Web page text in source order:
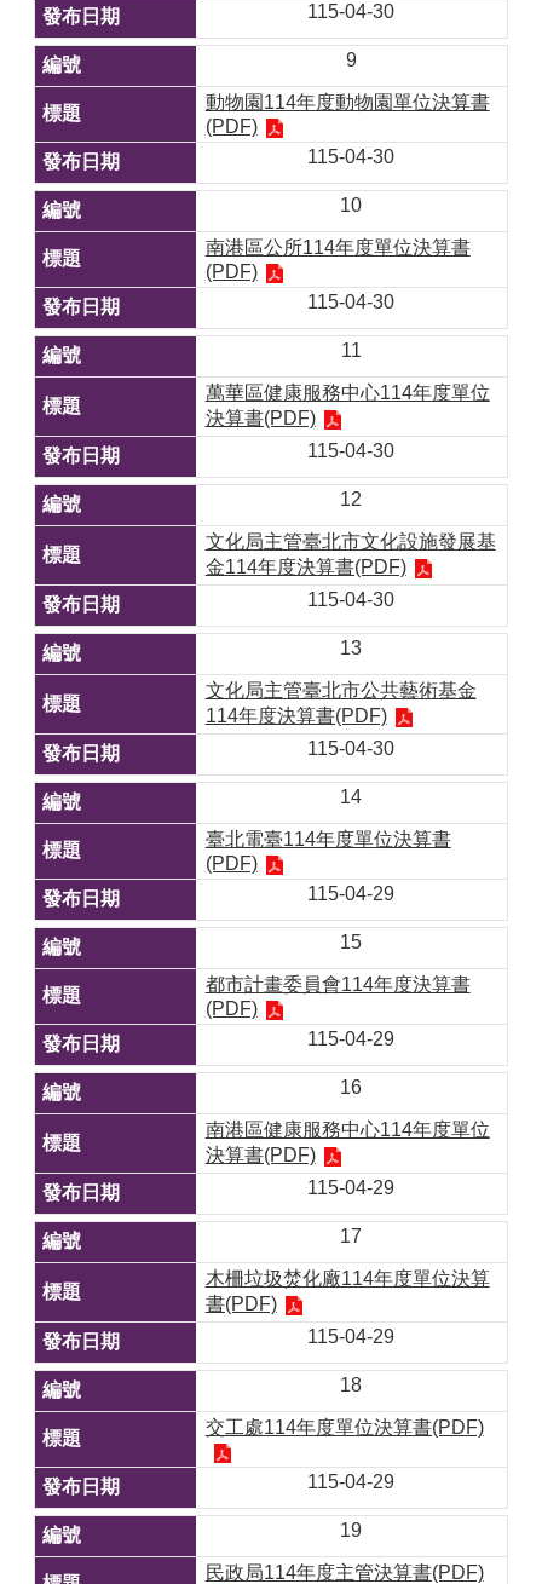
115-04-30
9
動物園114年度動物園單位決算書
(PDF)
115-04-30
10
南港區公所114年度單位決算書
(PDF)
115-04-30
11
萬華區健康服務中心114年度單位
決算書(PDF)
115-04-30
12
文化局主管臺北市文化設施發展基
金114年度決算書(PDF)
115-04-30
13
文化局主管臺北市公共藝術基金
114年度決算書(PDF)
115-04-30
14
臺北電臺114年度單位決算書
(PDF)
115-04-29
15
都市計畫委員會114年度決算書
(PDF)
115-04-29
16
南港區健康服務中心114年度單位
決算書(PDF)
115-04-29
17
木柵垃圾焚化廠114年度單位決算
書(PDF)
115-04-29
18
交工處114年度單位決算書(PDF)
115-04-29
19
民政局114年度主管決算書(PDF)